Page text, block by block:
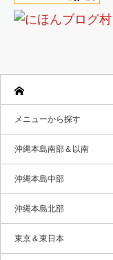
メニューから探す
沖縄本島南部＆以南
沖縄本島中部
沖縄本島北部
東京＆東日本